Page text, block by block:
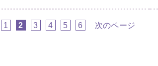
1 2 3 4 5 6 次のページ